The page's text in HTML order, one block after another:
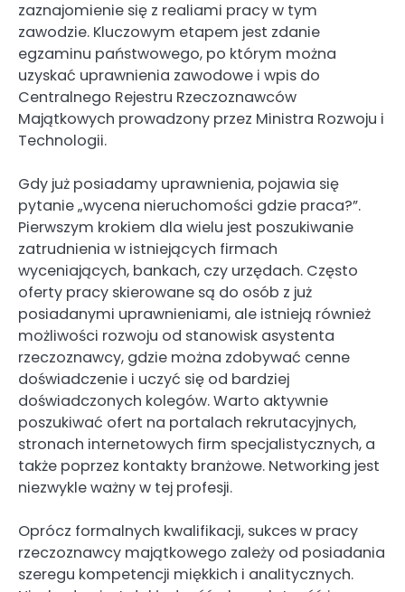
zaznajomienie się z realiami pracy w tym
zawodzie. Kluczowym etapem jest zdanie
egzaminu państwowego, po którym można
uzyskać uprawnienia zawodowe i wpis do
Centralnego Rejestru Rzeczoznawców
Majątkowych prowadzony przez Ministra Rozwoju i
Technologii.
Gdy już posiadamy uprawnienia, pojawia się
pytanie „wycena nieruchomości gdzie praca?”.
Pierwszym krokiem dla wielu jest poszukiwanie
zatrudnienia w istniejących firmach
wyceniających, bankach, czy urzędach. Często
oferty pracy skierowane są do osób z już
posiadanymi uprawnieniami, ale istnieją również
możliwości rozwoju od stanowisk asystenta
rzeczoznawcy, gdzie można zdobywać cenne
doświadczenie i uczyć się od bardziej
doświadczonych kolegów. Warto aktywnie
poszukiwać ofert na portalach rekrutacyjnych,
stronach internetowych firm specjalistycznych, a
także poprzez kontakty branżowe. Networking jest
niezwykle ważny w tej profesji.
Oprócz formalnych kwalifikacji, sukces w pracy
rzeczoznawcy majątkowego zależy od posiadania
szeregu kompetencji miękkich i analitycznych.